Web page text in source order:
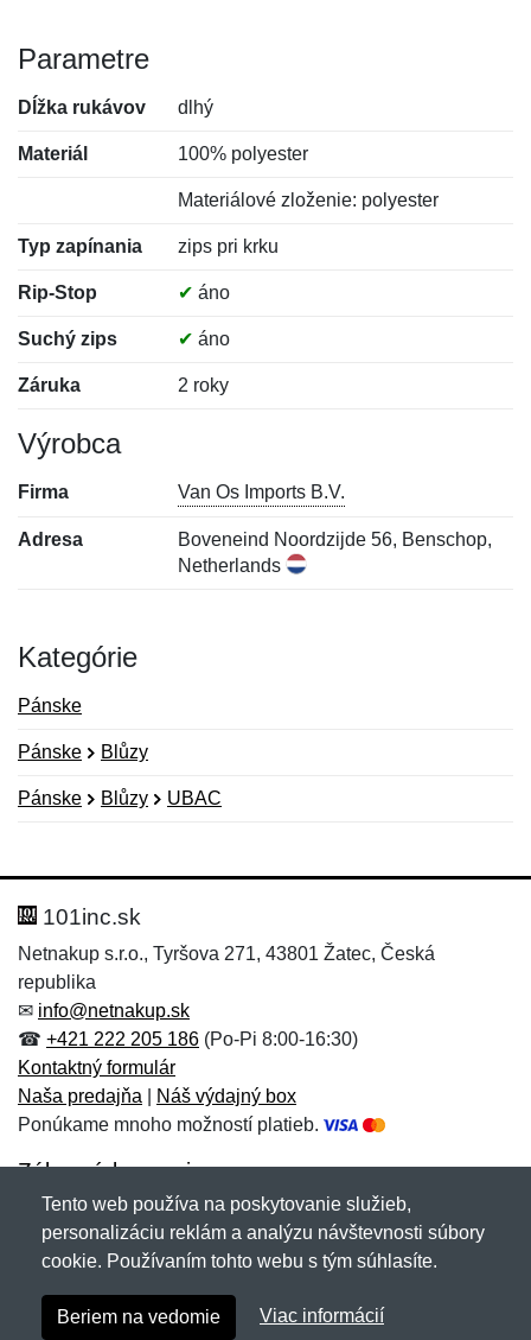
Parametre
Dĺžka rukávov dlhý
Materiál 100% polyester
Materiálové zloženie: polyester
Typ zapínania zips pri krku
Rip-Stop ✔ áno
Suchý zips ✔ áno
Záruka 2 roky
Výrobca
Firma Van Os Imports B.V.
Adresa
Boveneind Noordzijde 56, Benschop,
Netherlands
Kategórie
Pánske
Pánske Blůzy
Pánske Blůzy UBAC
Hodnotenie:
Meno:*
E-mail:
Správa*
Meno:
E-mail:*
Správa*
101inc.sk
Netnakup s.r.o., Tyršova 271, 43801 Žatec, Česká
republika
✉ info@netnakup.sk
☎ +421 222 205 186 (Po-Pi 8:00-16:30)
Kontaktný formulár
Naša predajňa
Náš výdajný box
Ponúkame mnoho možností platieb.
Zákaznícky servis
Novinky emailom
Copyright © 2007-2026 (19 rokov s vami)Netnakup.sk
Tento web používa na poskytovanie služieb,
personalizáciu reklám a analýzu návštevnosti súbory
cookie. Používaním tohto webu s tým súhlasíte.
Beriem na vedomie Viac informácií